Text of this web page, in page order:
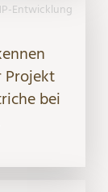
Entwicklung
Projekt
bei